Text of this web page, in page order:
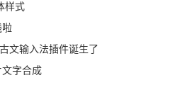
样式
啦
文输入法插件诞生了
字合成